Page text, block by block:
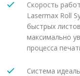
Скорость
Lasermax Roll
быстрых
максимально
процесса
Система